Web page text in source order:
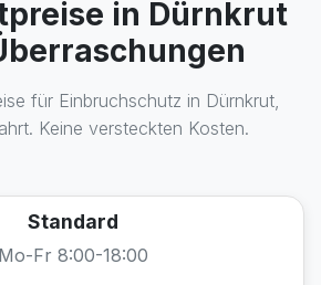
in Dürnkrut
für Einbruchschutz in Dürnkrut,
Keine versteckten Kosten.
Standard
Mo-Fr 8:00-18:00